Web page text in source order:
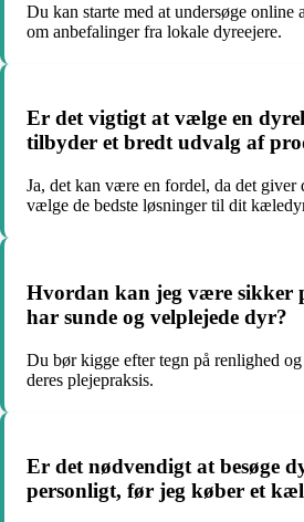
Du kan starte med at undersøge online
om anbefalinger fra lokale dyreejere.
Er det vigtigt at vælge en
tilbyder et bredt udvalg af
Ja, det kan være en fordel, da det
vælge de bedste løsninger til dit
Hvordan kan jeg være sikker
har sunde og velplejede dyr?
Du bør kigge efter tegn på renlighed
deres plejepraksis.
Er det nødvendigt at besøge
personligt, før jeg køber et